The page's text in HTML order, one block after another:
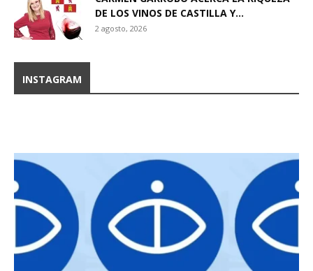
DE LOS VINOS DE CASTILLA Y...
2 agosto, 2026
INSTAGRAM